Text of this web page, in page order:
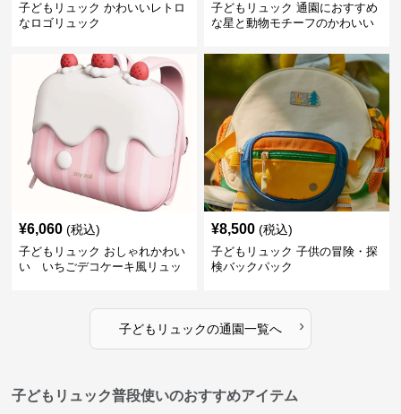
子どもリュック かわいいレトロ
なロゴリュック
子どもリュック 通園におすすめ
な星と動物モチーフのかわいい
¥6,060 (税込)
子どもリュック おしゃれかわい
い いちごデコケーキ風リュッ
¥8,500 (税込)
子どもリュック 子供の冒険・探
検バックパック
子どもリュックの通園一覧へ ›
子どもリュック普段使いのおすすめアイテム